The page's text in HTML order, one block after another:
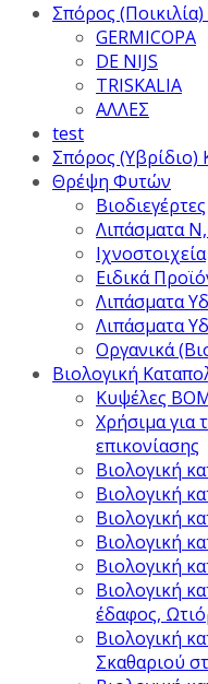
Σπόρος
GERMICOPA
DE NIJS
TRISKALIA
ΑΛΛΕΣ
test
Σπόρος (Υβρίδιο)
Θρέψη Φυτών
Βιοδιεγέρτες
Λιπάσματα
Ιχνοστοιχεία
Ειδικά
Λιπάσματα
Λιπάσματα
Οργανικά
Βιολογική
Κυψέλες
Χρήσιμα
επικονίασης
Βιολογική
Βιολογική
Βιολογική
Βιολογική
Βιολογική
Βιολογική
έδαφος,
Βιολογική
Σκαθαριού